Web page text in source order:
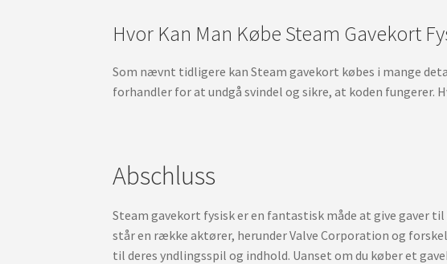
Hvor Kan Man Købe Steam Gavekort
Som nævnt tidligere kan Steam gavekort købes i mange
forhandler for at undgå svindel og sikre, at koden fungerer.
Abschluss
Steam gavekort fysisk er en fantastisk måde at give gaver
står en række aktører, herunder Valve Corporation og
til deres yndlingsspil og indhold. Uanset om du køber et